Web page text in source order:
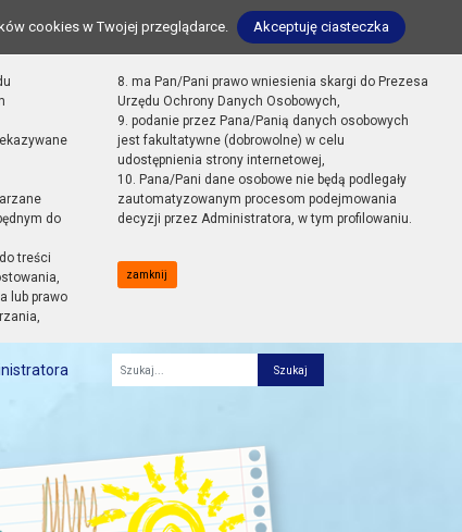
cookies w Twojej przeglądarce. Akceptuję ciasteczka
do
treści
lub prawo
8. ma Pan/Pani prawo wniesienia skargi do Prezesa
Urzędu Ochrony Danych Osobowych,
9. podanie przez Pana/Panią danych osobowych
jest fakultatywne (dobrowolne) w celu
udostępnienia strony internetowej,
10. Pana/Pani dane osobowe nie będą podlegały
zautomatyzowanym procesom podejmowania
decyzji przez Administratora, w tym profilowaniu.
zamknij
Fraza